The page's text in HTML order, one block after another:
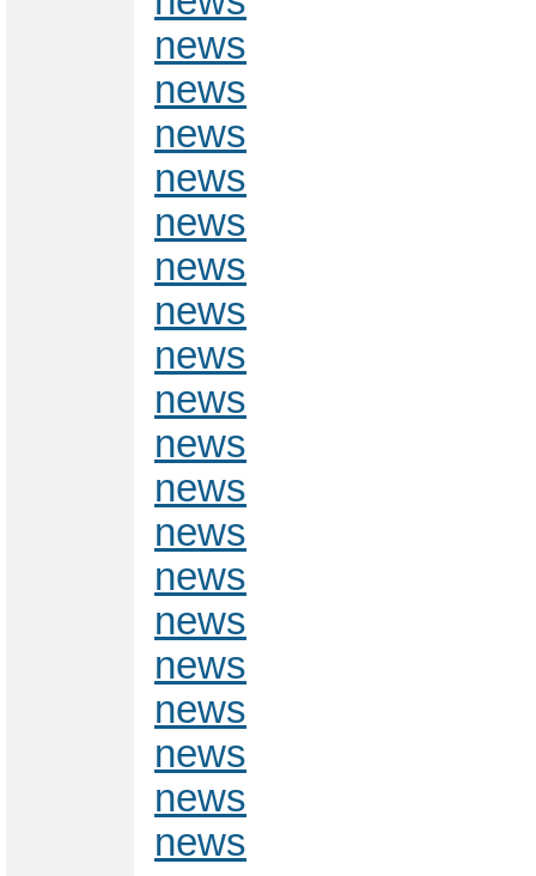
news
news
news
news
news
news
news
news
news
news
news
news
news
news
news
news
news
news
news